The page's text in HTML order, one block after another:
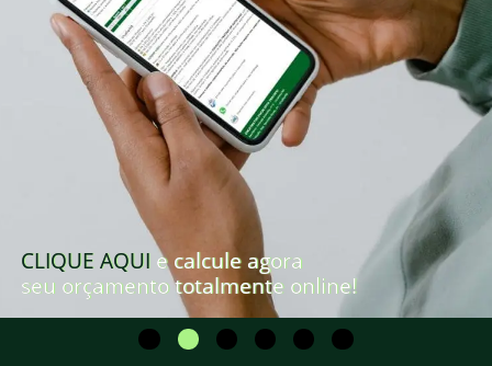
CLIQUE AQUI e calcule agora
seu orçamento totalmente online!